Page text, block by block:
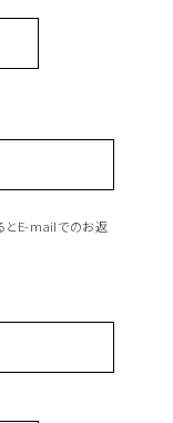
カラーカスタム
とE-mailでのお返